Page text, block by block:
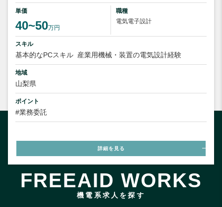
単価
40~50万円
職種
電気電子設計
スキル
基本的なPCスキル 産業用機械・装置の電気設計経験
地域
山梨県
ポイント
#業務委託
詳細を見る
FREEAID WORKS
機電系求人を探す